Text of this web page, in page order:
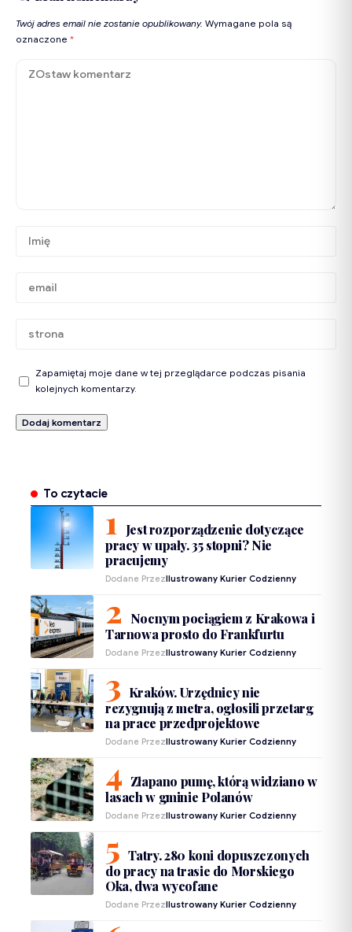
Twój adres email nie zostanie opublikowany. Wymagane pola są
oznaczone *
Zapamiętaj moje dane w tej przeglądarce podczas pisania
kolejnych komentarzy.
To czytacie
Jest rozporządzenie dotyczące
pracy w upały. 35 stopni? Nie
pracujemy
Dodane PrzezIlustrowany Kurier Codzienny
Nocnym pociągiem z Krakowa i
Tarnowa prosto do Frankfurtu
Dodane PrzezIlustrowany Kurier Codzienny
Kraków. Urzędnicy nie
rezygnują z metra, ogłosili przetarg
na prace przedprojektowe
Dodane PrzezIlustrowany Kurier Codzienny
Złapano pumę, którą widziano w
lasach w gminie Polanów
Dodane PrzezIlustrowany Kurier Codzienny
Tatry. 280 koni dopuszczonych
do pracy na trasie do Morskiego
Oka, dwa wycofane
Dodane PrzezIlustrowany Kurier Codzienny